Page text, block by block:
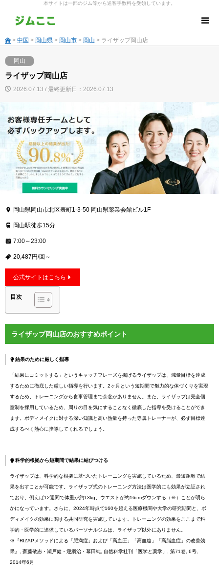
本サイトは一部のジム等から送客手数料を受領しています。
> 中国 > 岡山県 > 岡山市 > 岡山 > ライザップ岡山店
岡山
ライザップ岡山店
2026.07.13 / 最終更新日：2026.07.13
岡山県岡山市北区表町1-3-50 岡山県薬業会館ビル1F
岡山駅徒歩15分
7:00～23:00
20,487円/回～
公式サイトはこちら
目次
ライザップ岡山店のおすすめポイント
結果のために厳しく指導
「結果にコミットする」というキャッチフレーズを掲げるライザップは、減量目標を達成
するために徹底した厳しい指導を行います。2ヶ月という短期間で魅力的な体づくりを実現
するため、トレーニングから食事管理まで余念がありません。また、ライザップは完全個
室制を採用しているため、周りの目を気にすることなく徹底した指導を受けることができ
ます。ボディメイクに対する深い知識と高い熱量を持った専属トレーナーが、必ず目標達
成するべく熱心に指導してくれるでしょう。
科学的根拠から短期間で結果に結びつける
ライザップは、科学的な根拠に基づいたトレーニングを実施しているため、最短距離で結
果を出すことが可能です。ライザップ式のトレーニング方法は医学的にも効果が立証され
ており、例えば12週間で体重が約13kg、ウエストが約16cmダウンする（※）ことが明ら
かになっています。さらに、2024年時点で160を超える医療機関や大学の研究期間と、ボ
ディメイクの効果に関する共同研究を実施しています。トレーニングの効果をここまで科
学的・医学的に追求しているパーソナルジムは、ライザップ以外にありません。
※『RIZAPメソッドによる「肥満症」および「高血圧」「高血糖」「高脂血症」の改善効
果』, 齋藤敬志・瀬戸健・迎綱治・幕田純, 自然科学社刊「医学と薬学」, 第71巻, 6号,
2014年6月